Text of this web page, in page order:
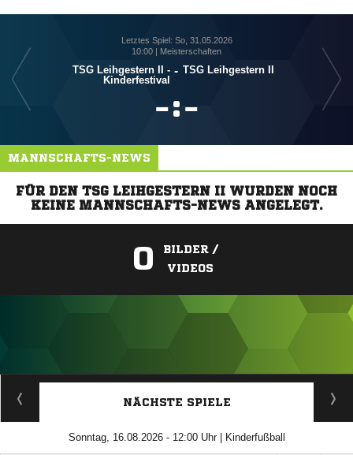
Letztes Spiel: So, 31.05.2026
10:00 | Meisterschaften
TSG Leihgestern II -
Kinderfestival
- TSG Leihgestern II
:
MANNSCHAFTS-NEWS
FÜR DEN TSG LEIHGESTERN II WURDEN NOCH
KEINE MANNSCHAFTS-NEWS ANGELEGT.
0
BILDER /
VIDEOS
ANZEIGE
NÄCHSTE SPIELE
Sonntag, 16.08.2026 - 12:00 Uhr | Kinderfußball